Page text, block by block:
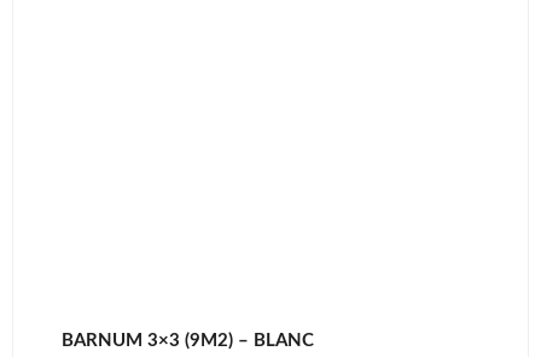
BARNUM 3×3 (9M2) – BLANC